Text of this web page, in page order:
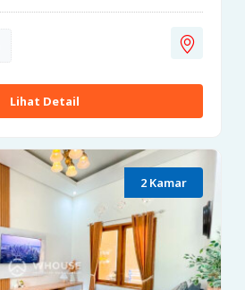
Lihat Detail
2 Kamar